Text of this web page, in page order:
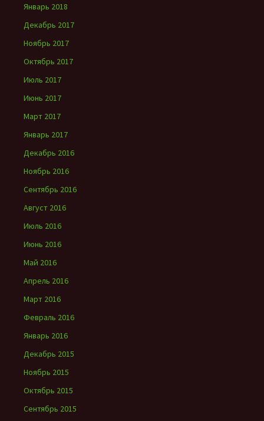
Январь 2018
Декабрь 2017
Ноябрь 2017
Октябрь 2017
Июль 2017
Июнь 2017
Март 2017
Январь 2017
Декабрь 2016
Ноябрь 2016
Сентябрь 2016
Август 2016
Июль 2016
Июнь 2016
Май 2016
Апрель 2016
Март 2016
Февраль 2016
Январь 2016
Декабрь 2015
Ноябрь 2015
Октябрь 2015
Сентябрь 2015